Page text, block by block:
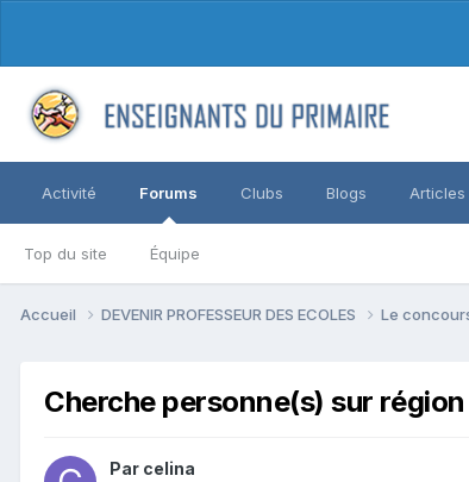
Activité Forums
Top du site Équipe
Clubs Blogs Articles
Accueil DEVENIR PROFESSEUR DES ECOLES Le
Cherche personne(s) sur
Par celina